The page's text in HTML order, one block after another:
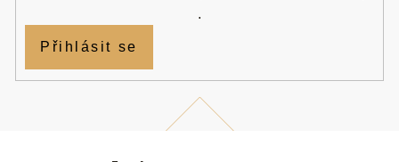
.
Přihlásit se